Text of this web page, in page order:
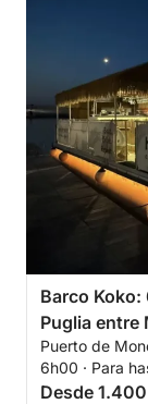
Barco Koko:
Puglia entre
Puerto de
6h00 · Para
Desde